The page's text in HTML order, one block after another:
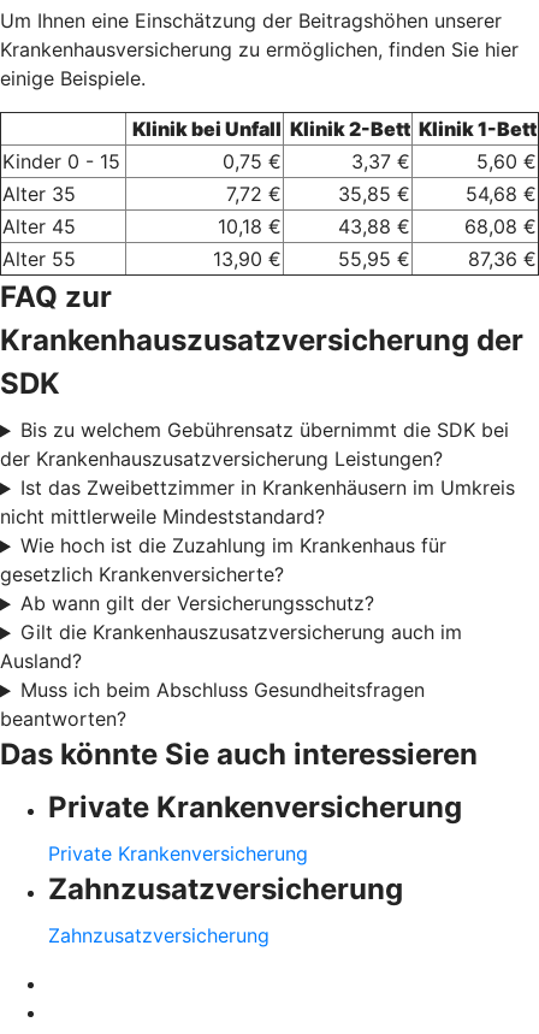
Um Ihnen eine Einschätzung der Beitragshöhen unserer
Krankenhausversicherung zu ermöglichen, finden Sie hier
einige Beispiele.
Klinik bei Unfall Klinik 2-Bett Klinik 1-Bett
Kinder 0 - 15
0,75 € 3,37 €
5,60 €
Alter 35
7,72 € 35,85 €
54,68 €
Alter 45
10,18 € 43,88 €
68,08 €
Alter 55
13,90 € 55,95 € 87,36 €
FAQ zur
Krankenhauszusatzversicherung der
SDK
Bis zu welchem Gebührensatz übernimmt die SDK bei
der Krankenhauszusatzversicherung Leistungen?
Ist das Zweibettzimmer in Krankenhäusern im Umkreis
nicht mittlerweile Mindeststandard?
Wie hoch ist die Zuzahlung im Krankenhaus für
gesetzlich Krankenversicherte?
Ab wann gilt der Versicherungsschutz?
Gilt die Krankenhauszusatzversicherung auch im
Ausland?
Muss ich beim Abschluss Gesundheitsfragen
beantworten?
Das könnte Sie auch interessieren
Private Krankenversicherung
Private Krankenversicherung
Zahnzusatzversicherung
Zahnzusatzversicherung